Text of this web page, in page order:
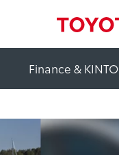
Finance & KINTO